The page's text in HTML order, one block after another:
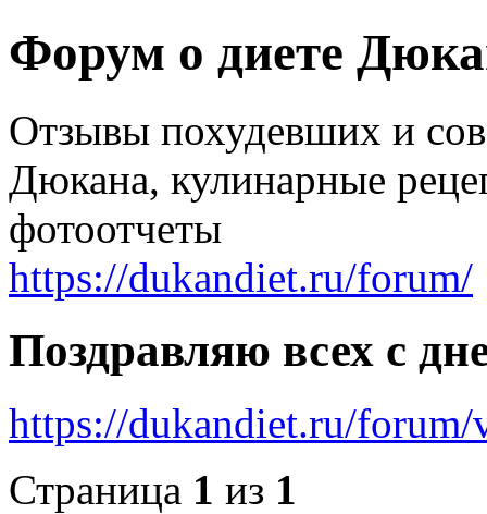
Форум о диете
Отзывы похудевших и
Дюкана, кулинарные
фотоотчеты
https://dukandiet.ru/forum/
Поздравляю всех с
https://dukandiet.ru/
Страница 1 из 1